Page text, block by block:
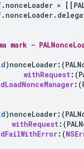
. nonceLoader = [[
. nonceLoader.
mark -
)nonceLoader: (
withRequest:(
:(
)nonceLoader: (
withRequest:(
:(